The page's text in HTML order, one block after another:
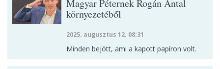
Magyar Péternek Rogán Antal
környezetéből
2025. augusztus 12. 08:31
Minden bejött, ami a kapott papíron volt.